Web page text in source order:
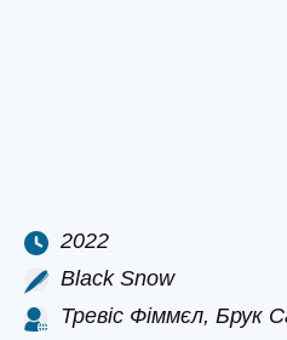
2022
Black Snow
Тревіс Фіммєл, Брук